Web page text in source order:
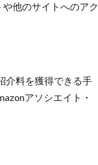
他のサイトへのアク
介料を獲得できる手
アソシエイト・